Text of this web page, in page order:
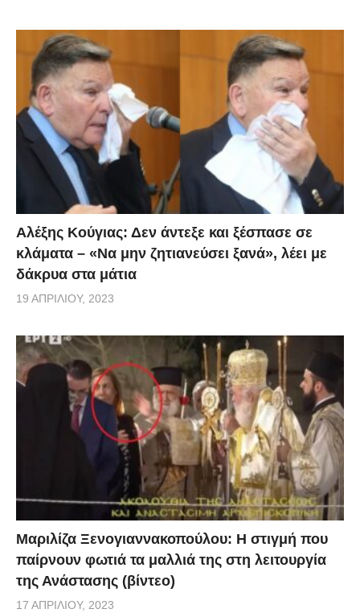
Αλέξης Κούγιας: Δεν άντεξε και ξέσπασε σε
κλάματα – «Να μην ζητιανεύσει ξανά», λέει με
δάκρυα στα μάτια
19 ΑΠΡΙΛΊΟΥ, 2023
Μαριλίζα Ξενογιαννακοπούλου: Η στιγμή που
παίρνουν φωτιά τα μαλλιά της στη λειτουργία
της Ανάστασης (βίντεο)
17 ΑΠΡΙΛΊΟΥ, 2023